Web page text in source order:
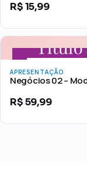
R$15,99
APRESENTAÇÃO
Negócios 02 –
R$59,99